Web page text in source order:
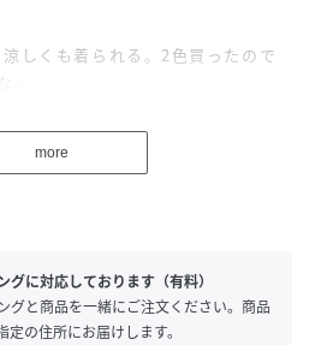
しくも着られる。2色買ったので
。
！フリルデザインが1枚で着映え
more
に対応しております（有料）
グと商品を一緒にご注文ください。商品
の住所にお届けします。